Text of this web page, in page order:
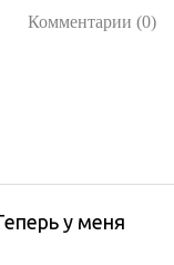
Комментарии (0)
у меня